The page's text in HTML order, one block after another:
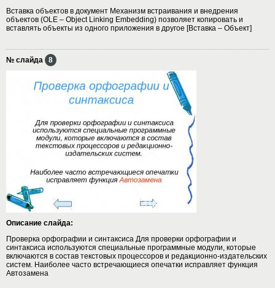
Вставка объектов в документ Механизм встраивания и внедрения
объектов (OLE – Object Linking Embedding) позволяет копировать и
вставлять объекты из одного приложения в другое [Вставка – Объект]
№ слайда 8
Описание слайда:
Проверка орфографии и синтаксиса Для проверки орфографии и
синтаксиса используются специальные программные модули, которые
включаются в состав текстовых процессоров и редакционно-издательских
систем. Наиболее часто встречающиеся опечатки исправляет функция
Автозамена